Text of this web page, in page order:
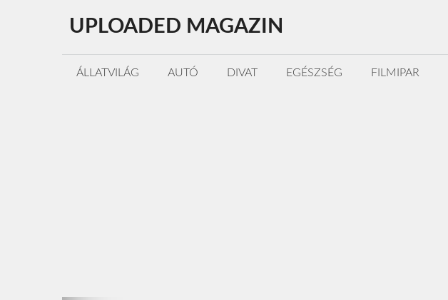
tartalomba
UPLOADED MAGAZIN
ÁLLATVILÁG AUTÓ DIVAT EGÉSZSÉG FILMIPAR